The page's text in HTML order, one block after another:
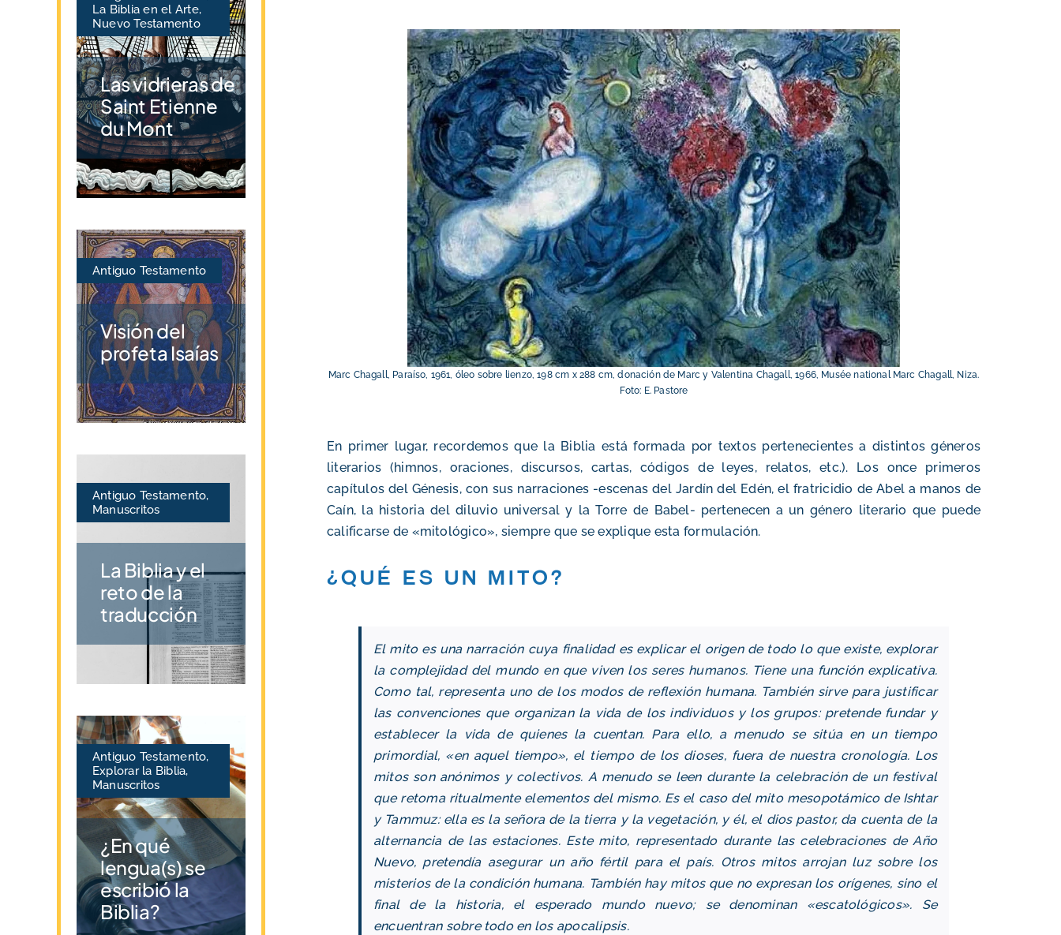
La Biblia en el Arte,
Nuevo Testamento
Las vidrieras de
Saint Etienne
du Mont
Antiguo Testamento
Visión del
profeta Isaías
Antiguo Testamento,
Manuscritos
La Biblia y el
reto de la
traducción
Antiguo Testamento,
Explorar la Biblia,
Manuscritos
¿En qué
lengua(s) se
escribió la
Biblia?
Marc Chagall, Paraíso, 1961, óleo sobre lienzo, 198 cm x 288 cm, donación de Marc y Valentina Chagall, 1966, Musée national Marc Chagall, Niza.
Foto: E. Pastore
En primer lugar, recordemos que la Biblia está formada por textos pertenecientes a distintos géneros
literarios (himnos, oraciones, discursos, cartas, códigos de leyes, relatos, etc.). Los once primeros
capítulos del Génesis, con sus narraciones -escenas del Jardín del Edén, el fratricidio de Abel a manos de
Caín, la historia del diluvio universal y la Torre de Babel- pertenecen a un género literario que puede
calificarse de «mitológico», siempre que se explique esta formulación.
¿Qué es un mito?
El mito es una narración cuya finalidad es explicar el origen de todo lo que existe, explorar
la complejidad del mundo en que viven los seres humanos. Tiene una función explicativa.
Como tal, representa uno de los modos de reflexión humana. También sirve para justificar
las convenciones que organizan la vida de los individuos y los grupos: pretende fundar y
establecer la vida de quienes la cuentan. Para ello, a menudo se sitúa en un tiempo
primordial, «en aquel tiempo», el tiempo de los dioses, fuera de nuestra cronología. Los
mitos son anónimos y colectivos. A menudo se leen durante la celebración de un festival
que retoma ritualmente elementos del mismo. Es el caso del mito mesopotámico de Ishtar
y Tammuz: ella es la señora de la tierra y la vegetación, y él, el dios pastor, da cuenta de la
alternancia de las estaciones. Este mito, representado durante las celebraciones de Año
Nuevo, pretendía asegurar un año fértil para el país. Otros mitos arrojan luz sobre los
misterios de la condición humana. También hay mitos que no expresan los orígenes, sino el
final de la historia, el esperado mundo nuevo; se denominan «escatológicos». Se
encuentran sobre todo en los apocalipsis.